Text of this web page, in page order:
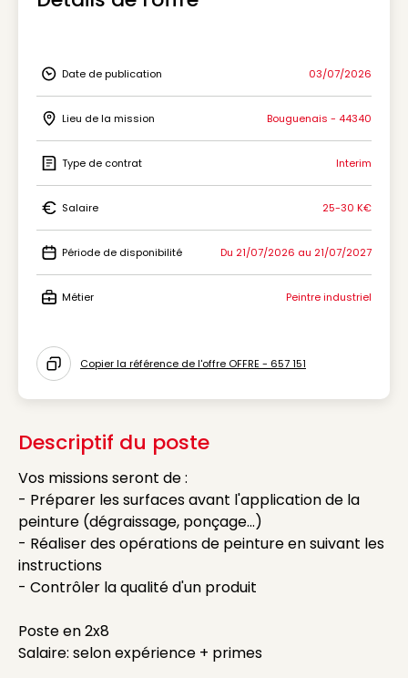
Icon Date de publication
Date de publication 03/07/2026
Icon Lieu de la mission
Lieu de la mission Bouguenais - 44340
Icon Type de contrat
Type de contrat Interim
Icon Salaire
Salaire 25-30 K€
Icon Période de disponibilité
Période de disponibilité Du 21/07/2026 au 21/07/2027
Métier Peintre industriel
Icon copy to clipboard
Copier la référence de l'offre OFFRE - 657 151
Descriptif du poste
Vos missions seront de :
- Préparer les surfaces avant l'application de la
peinture (dégraissage, ponçage...)
- Réaliser des opérations de peinture en suivant les
instructions
- Contrôler la qualité d'un produit
Poste en 2x8
Salaire: selon expérience + primes